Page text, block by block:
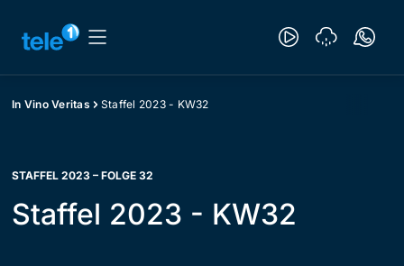
In Vino Veritas Staffel 2023 - KW32
STAFFEL 2023 – FOLGE 32
Staffel 2023 - KW32